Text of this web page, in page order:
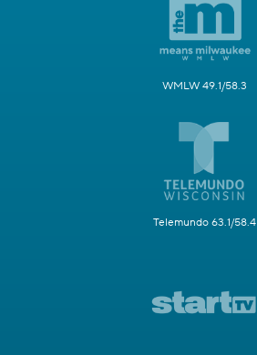
WMLW 49.1/58.3
Telemundo 63.1/58.4